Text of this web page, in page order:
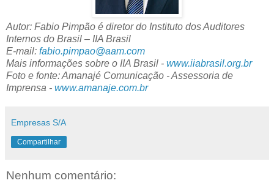
Autor: Fabio Pimpão é diretor do Instituto dos Auditores
Internos do Brasil – IIA Brasil
E-mail: fabio.pimpao@aam.com
Mais informações sobre o IIA Brasil - www.iiabrasil.org.br
Foto e fonte: Amanajé Comunicação - Assessoria de
Imprensa - www.amanaje.com.br
Empresas S/A
Compartilhar
Nenhum comentário: